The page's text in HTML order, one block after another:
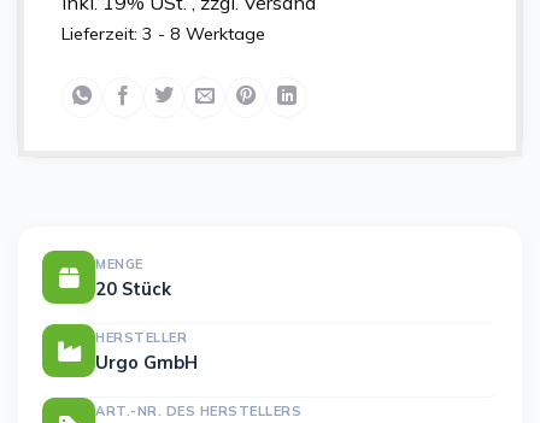
Lieferzeit: 3 - 8 Werktage
MENGE
20 Stück
HERSTELLER
Urgo GmbH
ART.-NR. DES HERSTELLERS